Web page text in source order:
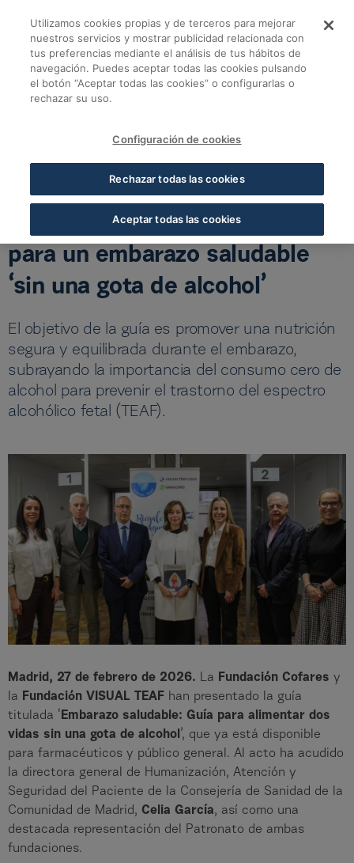
Fundación Cofares
Volver a noticias Fundación
5 MIN LECTURA
Fundación Cofares y Fundación
VISUAL TEAF presentan la guía
para un embarazo saludable
‘sin una gota de alcohol’
El objetivo de la guía es promover una nutrición
segura y equilibrada durante el embarazo,
subrayando la importancia del consumo cero de
alcohol para prevenir el trastorno del espectro
alcohólico fetal (TEAF).
Madrid, 27 de febrero de 2026. La Fundación Cofares y
la Fundación VISUAL TEAF han presentado la guía
titulada ‘ Embarazo saludable: Guía para alimentar dos
vidas sin una gota de alcohol ’, que ya está disponible
para farmacéuticos y público general. Al acto ha acudido
la directora general de Humanización, Atención y
Seguridad del Paciente de la Consejería de Sanidad de la
Comunidad de Madrid, Celia García, así como una
destacada representación del Patronato de ambas
fundaciones.
Utilizamos cookies propias y de terceros para mejorar
nuestros servicios y mostrar publicidad relacionada con
tus preferencias mediante el análisis de tus hábitos de
navegación. Puedes aceptar todas las cookies pulsando
el botón “Aceptar todas las cookies” o configurarlas o
rechazar su uso.
Configuración de cookies
Rechazar todas las cookies
Aceptar todas las cookies